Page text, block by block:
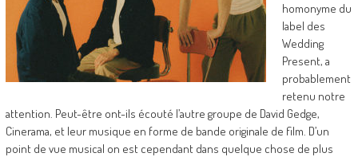
homonyme du
label des
Wedding
Present, a
probablement
retenu notre
attention. Peut-être ont-ils écouté l’autre groupe de David Gedge,
Cinerama, et leur musique en forme de bande originale de film. D’un
point de vue musical on est cependant dans quelque chose de plus